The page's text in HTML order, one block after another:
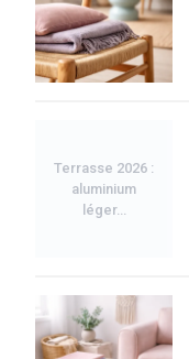
Terrasse 2026 :
aluminium
léger...